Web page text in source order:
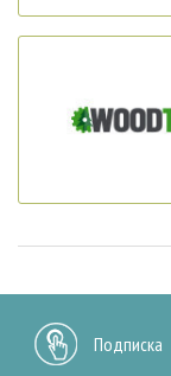
Подписка